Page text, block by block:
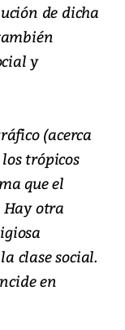
de dicha
y
(acerca
trópicos
que el
otra
clase social.
en